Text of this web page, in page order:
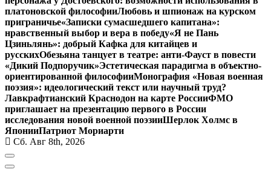
платоновской философииЛюбовь и шпионаж на курском
приграничье«Записки сумасшедшего капитана»:
нравственный выбор и вера в победу«Я не Пань
Цзиньлянь»: добрый Кафка для китайцев и
русскихОбезьяна танцует в театре: анти-Фауст в повести
«Дикий Подпоручик»Эстетическая парадигма в объектно-
ориентированной философииМонография «Новая военная
поэзия»: идеологический текст или научный труд?
Лавкрафтианский Краснодон на карте РоссииФМО
приглашает на презентацию первого в России
исследования новой военной поэзииШерлок Холмс в
ЯпонииПатриот Мориарти
Сб. Авг 8th, 2026